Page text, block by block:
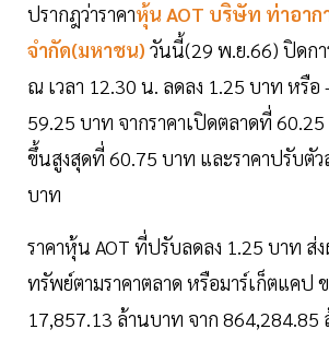
ปรากฎว่าราคาหุ้น AOT บริษัท ท่าอาก
จำกัด(มหาชน) วันนี้(29 พ.ย.66) ปิดกา
ณ เวลา 12.30 น. ลดลง 1.25 บาท หรือ
59.25 บาท จากราคาเปิดตลาดที่
ขึ้นสูงสุดที่ 60.75 บาท และราคาปรับตัว
บาท
ราคาหุ้น AOT ที่ปรับลดลง 1.25 บาท ส่
ทรัพย์ตามราคาตลาด หรือมาร์เก็ตแคป ข
17,857.13 ล้านบาท จาก 864,284.85